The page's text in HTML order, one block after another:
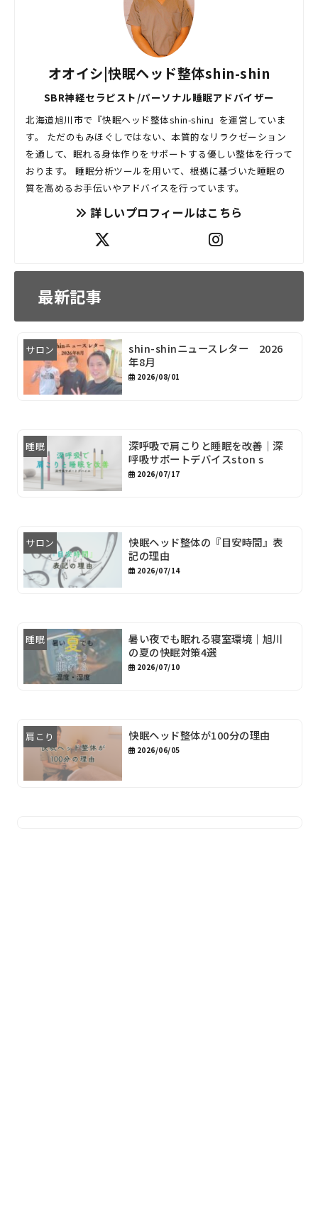
オオイシ|快眠ヘッド整体shin-shin
SBR神経セラピスト/パーソナル睡眠アドバイザー
北海道旭川市で『快眠ヘッド整体shin-shin』を運営していま
す。 ただのもみほぐしではない、本質的なリラクゼーション
を通して、眠れる身体作りをサポートする優しい整体を行って
おります。 睡眠分析ツールを用いて、根拠に基づいた睡眠の
質を高めるお手伝いやアドバイスを行っています。
詳しいプロフィールはこちら
最新記事
サロン
shin-shinニュースレター 2026
年8月
2026/08/01
睡眠
深呼吸で肩こりと睡眠を改善｜深
呼吸サポートデバイスston s
2026/07/17
サロン
快眠ヘッド整体の『目安時間』表
記の理由
2026/07/14
睡眠
暑い夜でも眠れる寝室環境｜旭川
の夏の快眠対策4選
2026/07/10
肩こり 快眠ヘッド整体が100分の理由
2026/06/05